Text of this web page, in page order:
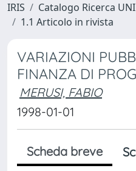
IRIS Catalogo Ricerca
1.1 Articolo in rivista
VARIAZIONI
FINANZA DI
MERUSI, FABIO
1998-01-01
Scheda breve